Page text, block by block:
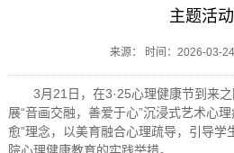
主题活动
来源： 时间：2026-03-24
3月21日，在3·25心理健康节到来
展“音画交融，善爱于心”沉浸式艺术心
愈”理念，以美育融合心理疏导，引导学